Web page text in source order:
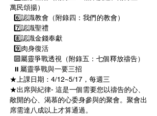
萬民頌揚）
6️⃣認識教會（附錄四：我們的教會）
7️⃣認識聖禮
8️⃣認識金錢奉獻
9️⃣肉身復活
🔟屬靈爭戰透視（附錄五：七個釋放禱告）
⏸屬靈爭戰與一要三招
★上課日期：4/12~5/17，每週三
★出席與紀律- 這是一個需要您以禱告的心、
敞開的心、渴慕的心委身參與的聚會。聚會出
席需達八成以上才算通過。